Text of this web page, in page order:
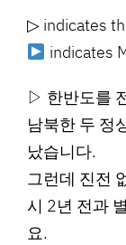
▷ indicates
indicates
▷ 한반도를
남북한 두 정
났습니다.
그런데 진전
시 2년 전과
요.